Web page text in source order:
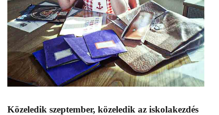
Közeledik szeptember, közeledik az iskolakezdés